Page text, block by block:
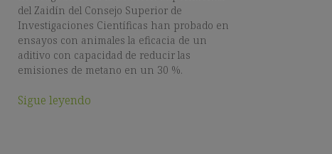
del Zaidín del Consejo Superior de
Investigaciones Científicas han probado en
ensayos con animales la eficacia de un
aditivo con capacidad de reducir las
emisiones de metano en un 30 %.
Sigue leyendo